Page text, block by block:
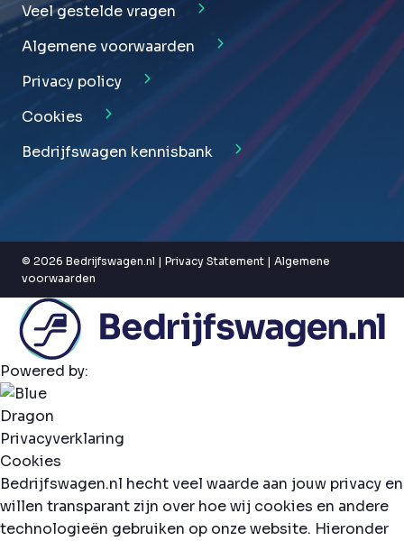
Veel gestelde vragen
Algemene voorwaarden
Privacy policy
Cookies
Bedrijfswagen kennisbank
© 2026 Bedrijfswagen.nl | Privacy Statement | Algemene
voorwaarden
Powered by:
Privacyverklaring
Cookies
Bedrijfswagen.nl hecht veel waarde aan jouw privacy en
willen transparant zijn over hoe wij cookies en andere
technologieën gebruiken op onze website. Hieronder